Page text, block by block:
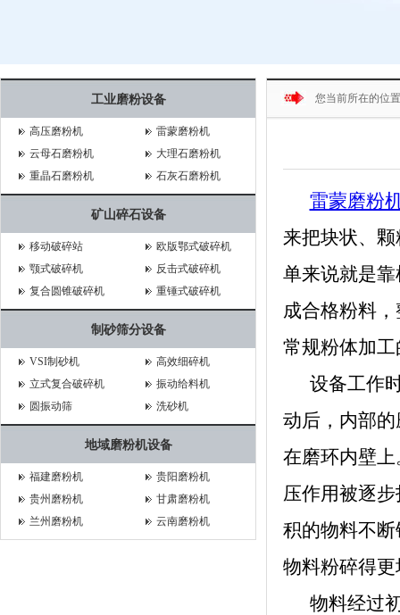
工业磨粉设备
高压磨粉机
雷蒙磨粉机
云母石磨粉机
大理石磨粉机
重晶石磨粉机
石灰石磨粉机
矿山碎石设备
移动破碎站
欧版鄂式破碎机
颚式破碎机
反击式破碎机
复合圆锥破碎机
重锤式破碎机
制砂筛分设备
VSI制砂机
高效细碎机
立式复合破碎机
振动给料机
圆振动筛
洗砂机
地域磨粉机设备
福建磨粉机
贵阳磨粉机
贵州磨粉机
甘肃磨粉机
兰州磨粉机
云南磨粉机
您当前所在的位
雷蒙磨粉
来把块状、
单来说就是
成合格粉料
常规粉体加
设备工作时
动后，内部
在磨环内壁
压作用被逐
积的物料不
物料粉碎得
物料经过初